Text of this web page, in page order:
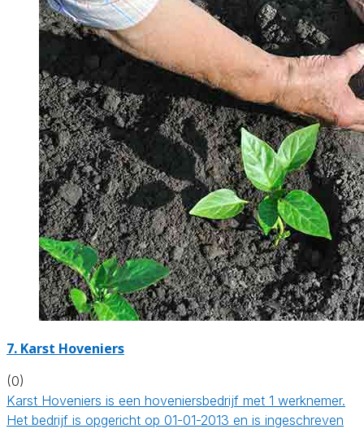
7. Karst Hoveniers
(0)
Karst Hoveniers is een hoveniersbedrijf met 1 werknemer.
Het bedrijf is opgericht op 01-01-2013 en is ingeschreven